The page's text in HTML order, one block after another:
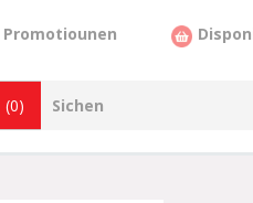
Promotiounen
(0)